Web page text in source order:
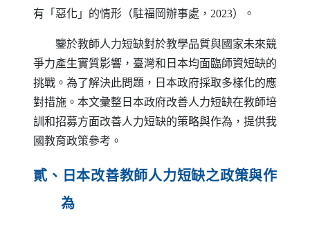
有「惡化」的情形（駐福岡辦事處，2023）。
鑒於教師人力短缺對於教學品質與國家未來競
爭力產生實質影響，臺灣和日本均面臨師資短缺的
挑戰。為了解決此問題，日本政府採取多樣化的應
對措施。本文彙整日本政府改善人力短缺在教師培
訓和招募方面改善人力短缺的策略與作為，提供我
國教育政策參考。
貳、日本改善教師人力短缺之政策與作
為